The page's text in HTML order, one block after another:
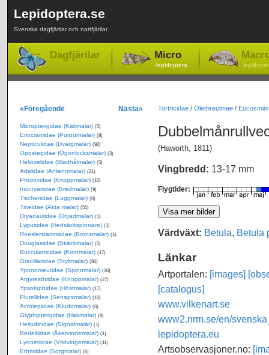
Lepidoptera.se
Svenska dagfjärilar och nattfjärilar
Dagfjärilar Micro
-lepidoptera -
Tortricidae/ Olethreutinae/ Eucosmini
(Haworth, 1811)
Vingbredd: 13-17 mm
Flygtider:
Värdväxt: Betula, Betula
Länkar
Artportalen: [images]
[catalogus]
www.vilkenart.se
www2.nrm.se/en/
lepidoptera.eu
Artsobservasjoner.no:
«Föregående Nästa»
Micropterigidae (Käkmalar) (5)
Eriocraniidae (Purpurmalar) (8)
Nepticulidae (Dvärgmalar) (92)
Opostegidae (Ögonlocksmalar) (3)
Heliozelidae (Bladhålmalar) (5)
Adelidae (Antennmalar) (21)
Prodoxidae (Knoppmalar) (10)
Incurvariidae (Bredmalar) (9)
Tischeriidae (Luggmalar) (6)
Tineidae (Äkta malar) (55)
Dryadaulidae (Dryadmalar) (1)
Lypusidae (Hedsäckspinnare) (1)
Roeslerstammiidae (Bronsmalar) (1)
Douglasiidae (Skäckmalar) (5)
Bucculatricidae (Kronmalar) (17)
Gracillariidae (Styltmalar) (90)
Yponomeutidae (Spinnmalar) (30)
Argyresthiidae (Knoppmalar) (27)
Ypsolophidae (Höstmalar) (17)
Plutellidae (Senapsmalar) (10)
Acrolepiidae (Kluddmalar) (6)
Glyphipterigidae (Hakmalar) (8)
Heliodinidae (Signalmalar) (1)
Bedelliidae (Åkervindemalar) (1)
Lyonetiidae (Vridvingemalar) (11)
Ethmiidae (Sorgmalar) (6)